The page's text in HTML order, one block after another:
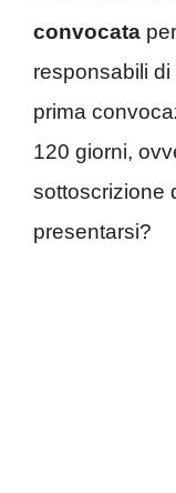
convocata
responsabili
prima
120 giorni,
sottoscrizione
presentarsi?